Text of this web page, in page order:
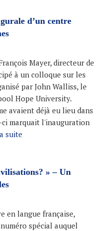
d’un centre
Mayer, directeur de
à un colloque sur les
par John Walliss, le
Hope University.
avaient déjà eu lieu dans
ci marquait l'inauguration
suite
» – Un
en langue française,
spécial auquel